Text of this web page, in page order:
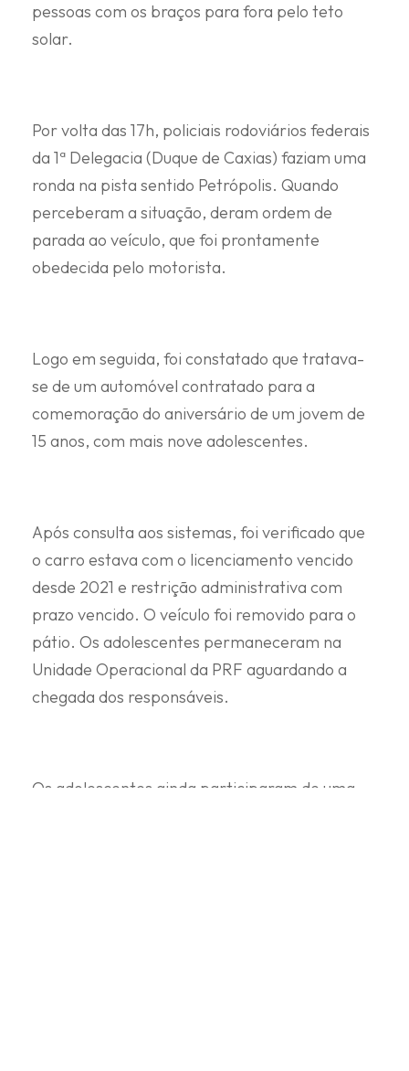
pessoas com os braços para fora pelo teto
solar.
Por volta das 17h, policiais rodoviários federais
da 1ª Delegacia (Duque de Caxias) faziam uma
ronda na pista sentido Petrópolis. Quando
perceberam a situação, deram ordem de
parada ao veículo, que foi prontamente
obedecida pelo motorista.
Logo em seguida, foi constatado que tratava-
se de um automóvel contratado para a
comemoração do aniversário de um jovem de
15 anos, com mais nove adolescentes.
Após consulta aos sistemas, foi verificado que
o carro estava com o licenciamento vencido
desde 2021 e restrição administrativa com
prazo vencido. O veículo foi removido para o
pátio. Os adolescentes permaneceram na
Unidade Operacional da PRF aguardando a
chegada dos responsáveis.
Os adolescentes ainda participaram de uma